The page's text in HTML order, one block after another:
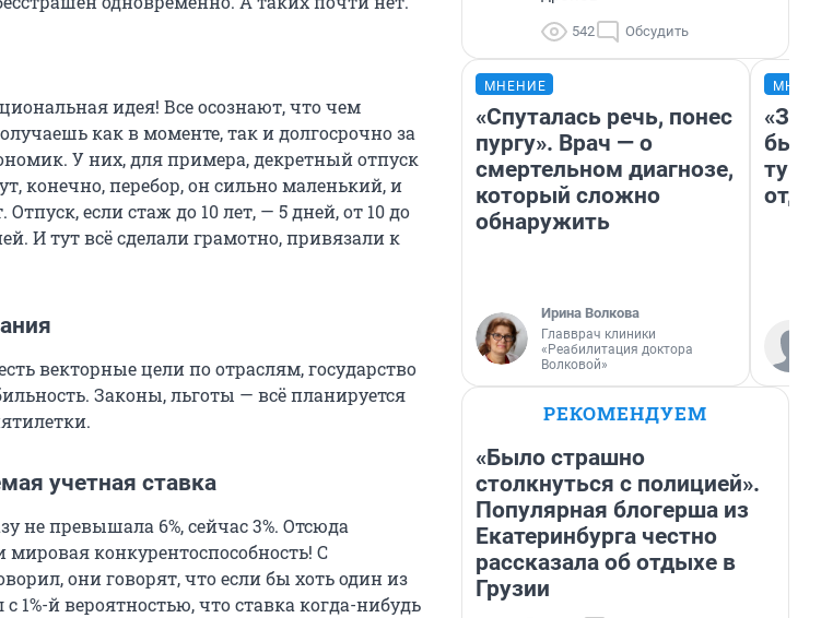
идея! Все осознают, что чем
как в моменте, так и долгосрочно за
У них, для примера, декретный отпуск
конечно, перебор, он сильно маленький, и
если стаж до 10 лет, — 5 дней, от 10 до
И тут всё сделали грамотно, привязали к
векторные цели по отраслям, государство
Законы, льготы — всё планируется
учетная ставка
не превышала 6%, сейчас 3%. Отсюда
конкурентоспособность! С
они говорят, что если бы хоть один из
1%-й вероятностью, что ставка когда-нибудь
542 Обсудить
МНЕНИЕ
«Спуталась речь, понес
пургу». Врач — о
смертельном диагнозе,
который сложно
обнаружить
Ирина Волкова
Главврач клиники
«Реабилитация доктора
Волковой»
«За
были
РЕКОМЕНДУЕМ
«Было страшно
столкнуться с полицией».
Популярная блогерша из
Екатеринбурга честно
рассказала об отдыхе в
Грузии